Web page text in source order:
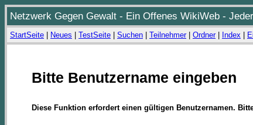
Netzwerk Gegen Gewalt - Ein Offenes WikiWeb -
StartSeite Neues TestSeite Suchen Teilnehmer| Ordner| Index
Bitte Benutzername eingeben
Diese Funktion erfordert einen gültigen Benutzernamen.